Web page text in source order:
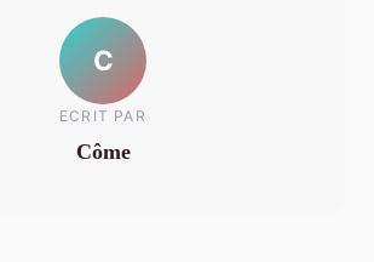
C
ECRIT PAR
Côme